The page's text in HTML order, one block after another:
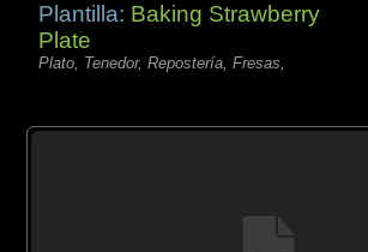
Plantilla: Baking Strawberry
Plate
Plato, Tenedor, Repostería, Fresas,